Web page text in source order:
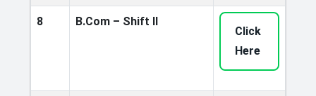
8 B.Com – Shift II
Click
Here